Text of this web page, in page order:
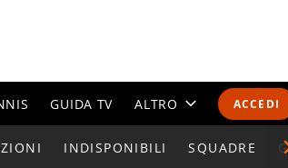
ACCEDI
GUIDA TV ALTRO
CALENDARI E
INDISPONIBILI SQUADRE